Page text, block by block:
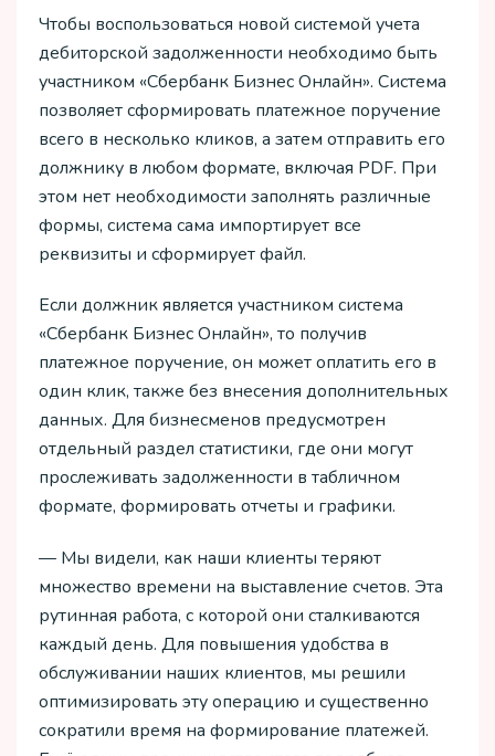
Чтобы воспользоваться новой системой учета
дебиторской задолженности необходимо быть
участником «Сбербанк Бизнес Онлайн». Система
позволяет сформировать платежное поручение
всего в несколько кликов, а затем отправить его
должнику в любом формате, включая PDF. При
этом нет необходимости заполнять различные
формы, система сама импортирует все
реквизиты и сформирует файл.
Если должник является участником система
«Сбербанк Бизнес Онлайн», то получив
платежное поручение, он может оплатить его в
один клик, также без внесения дополнительных
данных. Для бизнесменов предусмотрен
отдельный раздел статистики, где они могут
прослеживать задолженности в табличном
формате, формировать отчеты и графики.
— Мы видели, как наши клиенты теряют
множество времени на выставление счетов. Эта
рутинная работа, с которой они сталкиваются
каждый день. Для повышения удобства в
обслуживании наших клиентов, мы решили
оптимизировать эту операцию и существенно
сократили время на формирование платежей.